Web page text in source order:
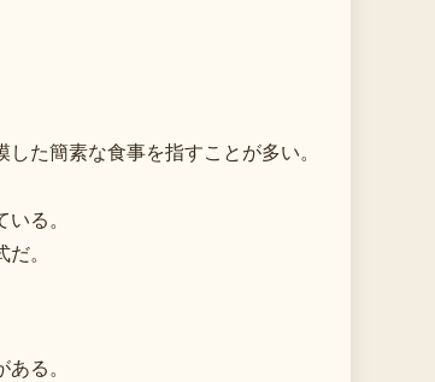
た簡素な食事を指すことが多い。
る。
。
る。